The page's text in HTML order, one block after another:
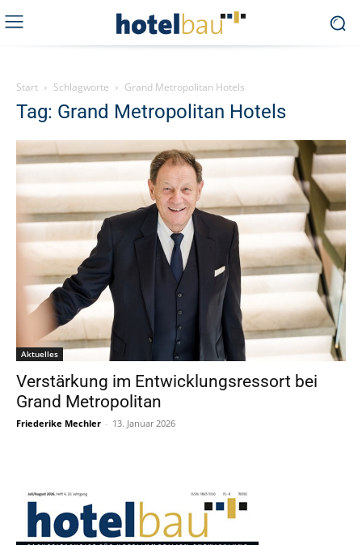
Start Schlagworte Grand Metropolitan Hotels
Tag: Grand Metropolitan Hotels
Aktuelles
Verstärkung im Entwicklungsressort bei
Grand Metropolitan
Friederike Mechler - 13. Januar 2026